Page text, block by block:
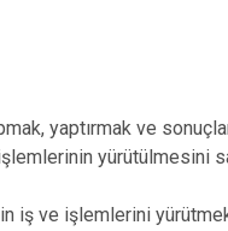
yaptırmak ve
yürütülmesini
iş ve işlemlerini